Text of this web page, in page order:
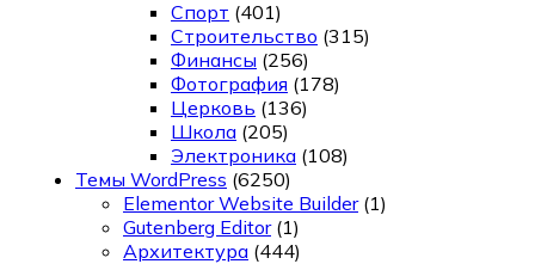
Спорт (401)
Строительство (315)
Финансы (256)
Фотография (178)
Церковь (136)
Школа (205)
Электроника (108)
Темы WordPress (6250)
Elementor Website Builder (1)
Gutenberg Editor (1)
Архитектура (444)